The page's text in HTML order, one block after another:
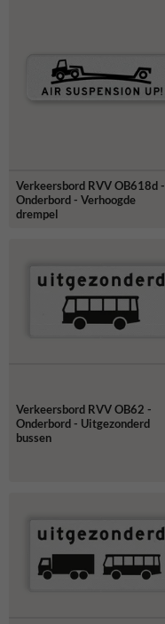
Verkeersbord RVV OB618d -
Onderbord - Verhoogde
drempel
Verkeersbord RVV OB62 -
Onderbord - Uitgezonderd
bussen